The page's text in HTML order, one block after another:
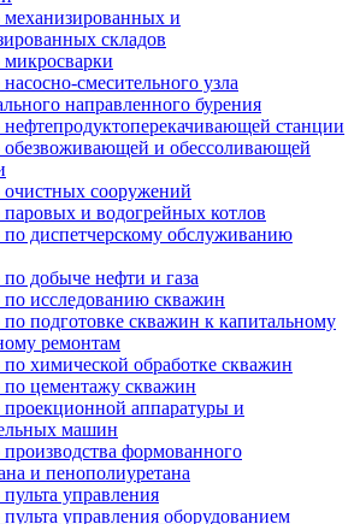
механизированных и
складов
смесительного узла
направленного бурения
станции
обезвоживающей и обессоливающей
очистных сооружений
и водогрейных котлов
диспетчерскому обслуживанию
добыче нефти и газа
по исследованию скважин
подготовке скважин к капитальному
ремонтам
химической обработке скважин
по цементажу скважин
аппаратуры и
машин
формованного
и пенополиуретана
управления
управления оборудованием